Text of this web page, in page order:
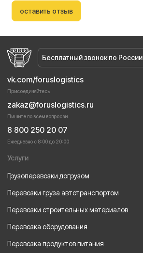
оставить отзыв
Бесплатный звонок по России
vk.com/foruslogistics
Присоединяйтесь
zakaz@foruslogistics.ru
Пишите по всем вопросаи
8 800 250 20 07
Ежедневно с 8:00 до 20:00
Услуги
Грузоперевозки догрузом
Перевозки груза автотранспортом
Перевозки строительных материалов
Перевозка оборудования
Перевозка продуктов питания